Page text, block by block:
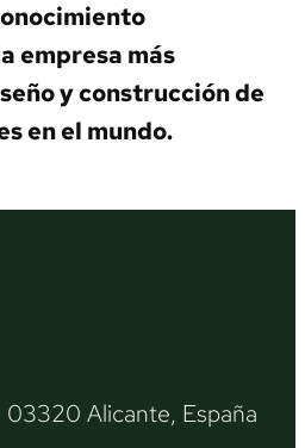
empresa más
y construcción de
en el mundo.
03320 Alicante, España